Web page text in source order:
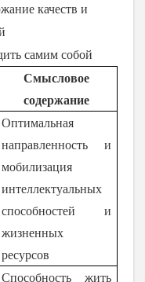
качеств и
самим собой
Смысловое
содержание
Оптимальная
направленность и
мобилизация
интеллектуальных
способностей и
жизненных
ресурсов
Способность жить